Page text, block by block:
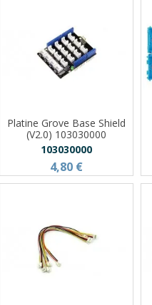
Platine Grove Base Shield
(V2.0) 103030000
103030000
4,80 €